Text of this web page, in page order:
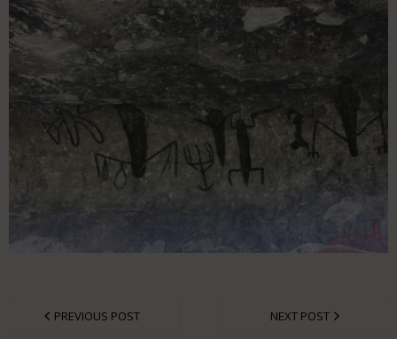
Widmung
Kontakt
Impressum
Datenschutz
PREVIOUS POST NEXT POST